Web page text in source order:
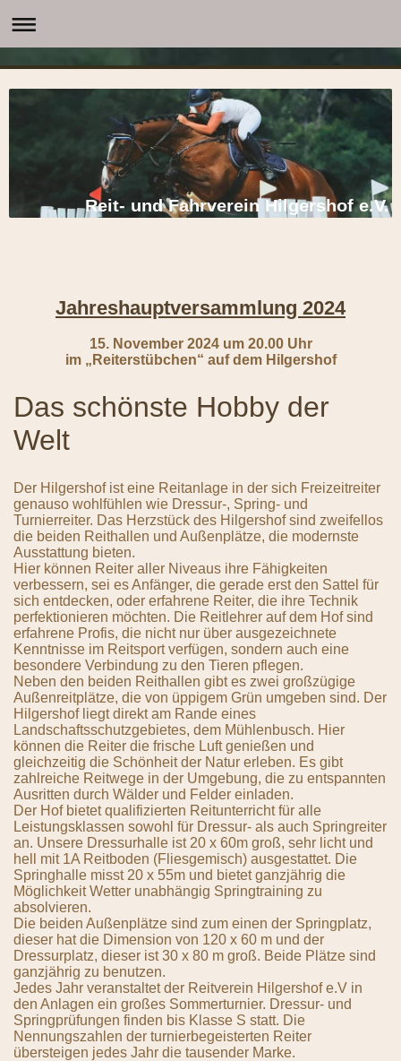
Reit- und Fahrverein Hilgershof e.V.
Jahreshauptversammlung 2024
15. November 2024 um 20.00 Uhr
im „Reiterstübchen“ auf dem Hilgershof
Das schönste Hobby der
Welt
Der Hilgershof ist eine Reitanlage in der sich Freizeitreiter
genauso wohlfühlen wie Dressur-, Spring- und
Turnierreiter. Das Herzstück des Hilgershof sind zweifellos
die beiden Reithallen und Außenplätze, die modernste
Ausstattung bieten.
Hier können Reiter aller Niveaus ihre Fähigkeiten
verbessern, sei es Anfänger, die gerade erst den Sattel für
sich entdecken, oder erfahrene Reiter, die ihre Technik
perfektionieren möchten. Die Reitlehrer auf dem Hof sind
erfahrene Profis, die nicht nur über ausgezeichnete
Kenntnisse im Reitsport verfügen, sondern auch eine
besondere Verbindung zu den Tieren pflegen.
Neben den beiden Reithallen gibt es zwei großzügige
Außenreitplätze, die von üppigem Grün umgeben sind. Der
Hilgershof liegt direkt am Rande eines
Landschaftsschutzgebietes, dem Mühlenbusch. Hier
können die Reiter die frische Luft genießen und
gleichzeitig die Schönheit der Natur erleben. Es gibt
zahlreiche Reitwege in der Umgebung, die zu entspannten
Ausritten durch Wälder und Felder einladen.
Der Hof bietet qualifizierten Reitunterricht für alle
Leistungsklassen sowohl für Dressur- als auch Springreiter
an. Unsere Dressurhalle ist 20 x 60m groß, sehr licht und
hell mit 1A Reitboden (Fliesgemisch) ausgestattet. Die
Springhalle misst 20 x 55m und bietet ganzjährig die
Möglichkeit Wetter unabhängig Springtraining zu
absolvieren.
Die beiden Außenplätze sind zum einen der Springplatz,
dieser hat die Dimension von 120 x 60 m und der
Dressurplatz, dieser ist 30 x 80 m groß. Beide Plätze sind
ganzjährig zu benutzen.
Jedes Jahr veranstaltet der Reitverein Hilgershof e.V in
den Anlagen ein großes Sommerturnier. Dressur- und
Springprüfungen finden bis Klasse S statt. Die
Nennungszahlen der turnierbegeisterten Reiter
übersteigen jedes Jahr die tausender Marke.